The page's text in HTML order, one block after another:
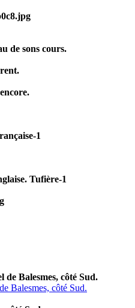
de sons cours.
1
Tufière-1
Balesmes, côté Sud.
Balesmes, côté Sud.